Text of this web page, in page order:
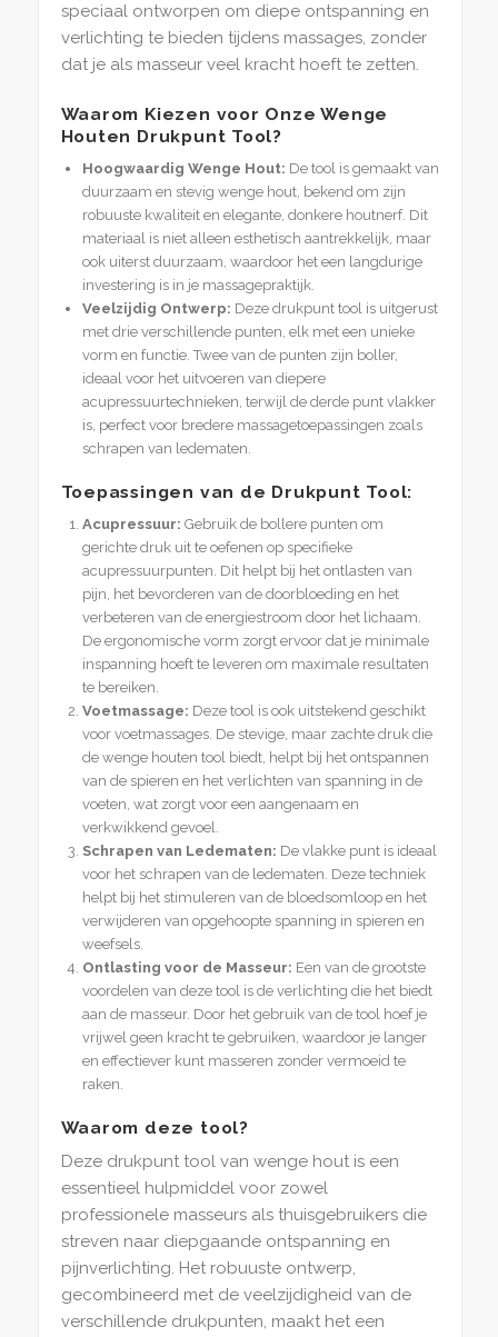
speciaal ontworpen om diepe ontspanning en
verlichting te bieden tijdens massages, zonder
dat je als masseur veel kracht hoeft te zetten.
Waarom Kiezen voor Onze Wenge
Houten Drukpunt Tool?
Hoogwaardig Wenge Hout: De tool is gemaakt van
duurzaam en stevig wenge hout, bekend om zijn
robuuste kwaliteit en elegante, donkere houtnerf. Dit
materiaal is niet alleen esthetisch aantrekkelijk, maar
ook uiterst duurzaam, waardoor het een langdurige
investering is in je massagepraktijk.
Veelzijdig Ontwerp: Deze drukpunt tool is uitgerust
met drie verschillende punten, elk met een unieke
vorm en functie. Twee van de punten zijn boller,
ideaal voor het uitvoeren van diepere
acupressuurtechnieken, terwijl de derde punt vlakker
is, perfect voor bredere massagetoepassingen zoals
schrapen van ledematen.
Toepassingen van de Drukpunt Tool:
Acupressuur: Gebruik de bollere punten om
gerichte druk uit te oefenen op specifieke
acupressuurpunten. Dit helpt bij het ontlasten van
pijn, het bevorderen van de doorbloeding en het
verbeteren van de energiestroom door het lichaam.
De ergonomische vorm zorgt ervoor dat je minimale
inspanning hoeft te leveren om maximale resultaten
te bereiken.
Voetmassage: Deze tool is ook uitstekend geschikt
voor voetmassages. De stevige, maar zachte druk die
de wenge houten tool biedt, helpt bij het ontspannen
van de spieren en het verlichten van spanning in de
voeten, wat zorgt voor een aangenaam en
verkwikkend gevoel.
Schrapen van Ledematen: De vlakke punt is ideaal
voor het schrapen van de ledematen. Deze techniek
helpt bij het stimuleren van de bloedsomloop en het
verwijderen van opgehoopte spanning in spieren en
weefsels.
Ontlasting voor de Masseur: Een van de grootste
voordelen van deze tool is de verlichting die het biedt
aan de masseur. Door het gebruik van de tool hoef je
vrijwel geen kracht te gebruiken, waardoor je langer
en effectiever kunt masseren zonder vermoeid te
raken.
Waarom deze tool?
Deze drukpunt tool van wenge hout is een
essentieel hulpmiddel voor zowel
professionele masseurs als thuisgebruikers die
streven naar diepgaande ontspanning en
pijnverlichting. Het robuuste ontwerp,
gecombineerd met de veelzijdigheid van de
verschillende drukpunten, maakt het een